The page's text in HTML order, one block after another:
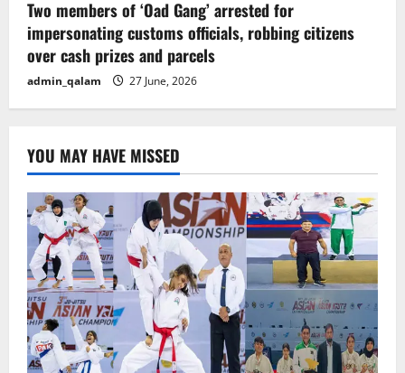
Two members of ‘Oad Gang’ arrested for
impersonating customs officials, robbing citizens
over cash prizes and parcels
admin_qalam 27 June, 2026
YOU MAY HAVE MISSED